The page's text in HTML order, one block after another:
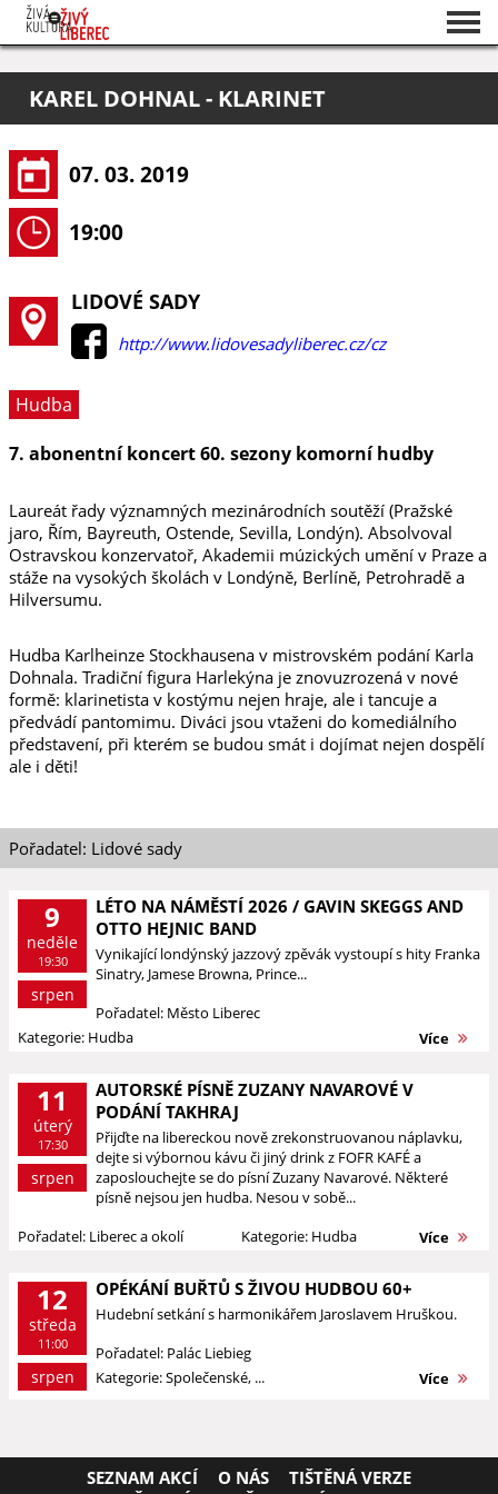
O projektu
Pořadatelé
KAREL DOHNAL - KLARINET
07. 03. 2019
19:00
LIDOVÉ SADY
http://www.lidovesadyliberec.cz/cz
Hudba
7. abonentní koncert 60. sezony komorní hudby
Laureát řady významných mezinárodních soutěží (Pražské
jaro, Řím, Bayreuth, Ostende, Sevilla, Londýn). Absolvoval
Ostravskou konzervatoř, Akademii múzických umění v Praze a
stáže na vysokých školách v Londýně, Berlíně, Petrohradě a
Hilversumu.
Hudba Karlheinze Stockhausena v mistrovském podání Karla
Dohnala. Tradiční figura Harlekýna je znovuzrozená v nové
formě: klarinetista v kostýmu nejen hraje, ale i tancuje a
předvádí pantomimu. Diváci jsou vtaženi do komediálního
představení, při kterém se budou smát i dojímat nejen dospělí
ale i děti!
Pořadatel: Lidové sady
9
neděle
19:30
srpen
LÉTO NA NÁMĚSTÍ 2026 / GAVIN SKEGGS AND
OTTO HEJNIC BAND
Vynikající londýnský jazzový zpěvák vystoupí s hity Franka
Sinatry, Jamese Browna, Prince...
Pořadatel: Město Liberec
Kategorie: Hudba
Více
11
úterý
17:30
srpen
AUTORSKÉ PÍSNĚ ZUZANY NAVAROVÉ V
PODÁNÍ TAKHRAJ
Přijďte na libereckou nově zrekonstruovanou náplavku,
dejte si výbornou kávu či jiný drink z FOFR KAFÉ a
zaposlouchejte se do písní Zuzany Navarové. Některé
písně nejsou jen hudba. Nesou v sobě...
Pořadatel: Liberec a okolí
Kategorie: Hudba Více
12
středa
11:00
srpen
OPÉKÁNÍ BUŘTŮ S ŽIVOU HUDBOU 60+
Hudební setkání s harmonikářem Jaroslavem Hruškou.
Pořadatel: Palác Liebieg
Kategorie: Společenské, ...
Více
SEZNAM AKCÍ O NÁS
TIŠTĚNÁ VERZE